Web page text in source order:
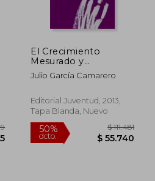
50%
dcto.
El Crecimiento
Mesurado y
Transitorio en el sur
Julio García Camarero
Editorial Juventud, 2013,
Tapa Blanda, Nuevo